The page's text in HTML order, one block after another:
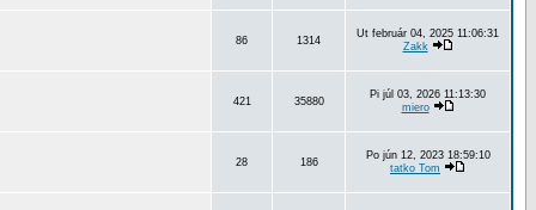
86 1314
Ut február 04, 2025 11:06:31
Zakk
421 35880
Pi júl 03, 2026 11:13:30
miero
28 186
Po jún 12, 2023 18:59:10
tatko Tom